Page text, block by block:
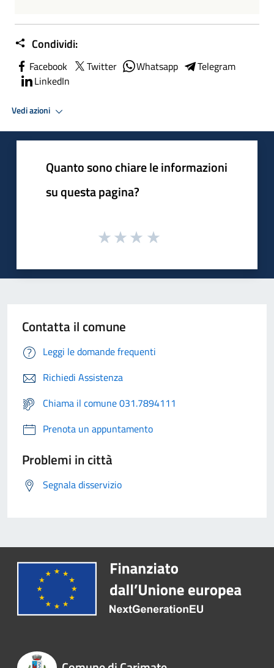
Condividi:
Facebook Twitter Whatsapp
Telegram
LinkedIn
Vedi azioni
Quanto sono chiare le informazioni
su questa pagina?
Contatta il comune
Leggi le domande frequenti
Richiedi Assistenza
Chiama il comune 031.7894111
Prenota un appuntamento
Problemi in città
Segnala disservizio